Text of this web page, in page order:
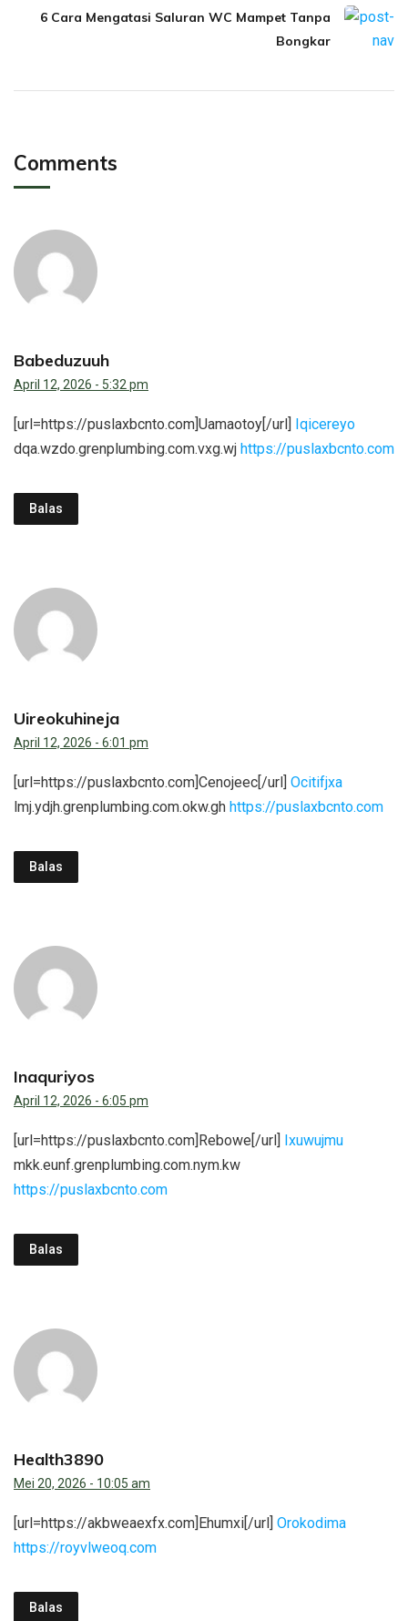
6 Cara Mengatasi Saluran WC Mampet Tanpa
Bongkar
Comments
Babeduzuuh
April 12, 2026 - 5:32 pm
[url=https://puslaxbcnto.com]Uamaotoy[/url] Iqicereyo
dqa.wzdo.grenplumbing.com.vxg.wj https://puslaxbcnto.com
Balas
Uireokuhineja
April 12, 2026 - 6:01 pm
[url=https://puslaxbcnto.com]Cenojeec[/url] Ocitifjxa
lmj.ydjh.grenplumbing.com.okw.gh https://puslaxbcnto.com
Balas
Inaquriyos
April 12, 2026 - 6:05 pm
[url=https://puslaxbcnto.com]Rebowe[/url] Ixuwujmu
mkk.eunf.grenplumbing.com.nym.kw
https://puslaxbcnto.com
Balas
Health3890
Mei 20, 2026 - 10:05 am
[url=https://akbweaexfx.com]Ehumxi[/url] Orokodima
https://royvlweoq.com
Balas